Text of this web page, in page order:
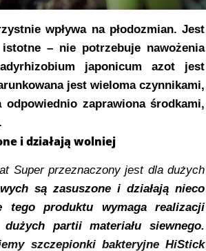
wpływa na płodozmian. Jest
– nie potrzebuje nawożenia
japonicum azot jest
jest wieloma czynnikami,
zaprawiona środkami,
i działają wolniej
Super przeznaczony jest dla dużych
są zasuszone i działają nieco
tego produktu wymaga realizacji
partii materiału siewnego.
szczepionki bakteryjne HiStick